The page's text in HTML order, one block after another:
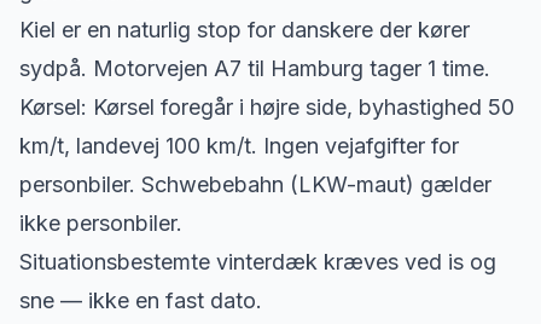
Kiel er en naturlig stop for danskere der kører
sydpå. Motorvejen A7 til Hamburg tager 1 time.
Kørsel: Kørsel foregår i højre side, byhastighed 50
km/t, landevej 100 km/t. Ingen vejafgifter for
personbiler. Schwebebahn (LKW-maut) gælder
ikke personbiler.
Situationsbestemte vinterdæk kræves ved is og
sne — ikke en fast dato.